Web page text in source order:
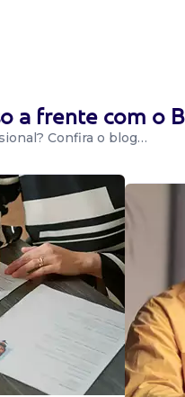
a frente com o
Confira o blog…